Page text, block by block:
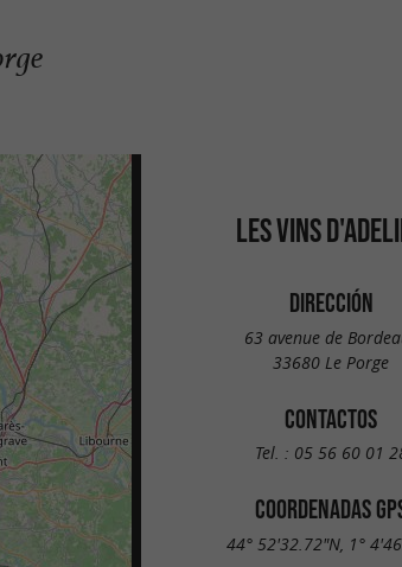
LES VINS
DIRECCIÓN
63 avenue de
33680 Le Porge
CONTACTOS
Tel. : 05 56 60 01
COORDENADAS
44° 52'32.72"N, 1°